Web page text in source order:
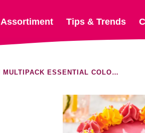
Assortiment Tips & Trends
MARSEPEIN MULTIPACK ESSENTIAL COLOURS